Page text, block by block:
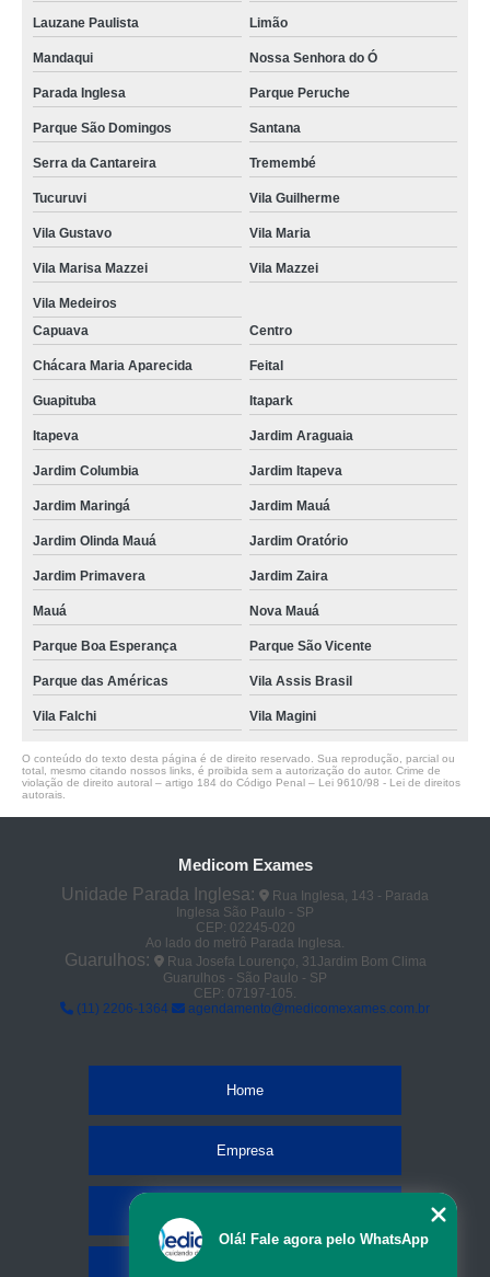
Lauzane Paulista Limão
Mandaqui Nossa Senhora do Ó
Parada Inglesa Parque Peruche
Parque São Domingos Santana
Serra da Cantareira Tremembé
Tucuruvi Vila Guilherme
Vila Gustavo Vila Maria
Vila Marisa Mazzei Vila Mazzei
Vila Medeiros
Capuava
Centro
Chácara Maria Aparecida Feital
Guapituba Itapark
Itapeva Jardim Araguaia
Jardim Columbia Jardim Itapeva
Jardim Maringá Jardim Mauá
Jardim Olinda Mauá Jardim Oratório
Jardim Primavera Jardim Zaira
Mauá Nova Mauá
Parque Boa Esperança Parque São Vicente
Parque das Américas Vila Assis Brasil
Vila Falchi Vila Magini
O conteúdo do texto desta página é de direito reservado. Sua reprodução, parcial ou
total, mesmo citando nossos links, é proibida sem a autorização do autor. Crime de
violação de direito autoral – artigo 184 do Código Penal – Lei 9610/98 - Lei de direitos
autorais
Medicom Exames
Unidade Parada Inglesa:
Rua Inglesa, 143 - Parada
Inglesa São Paulo - SP
CEP: 02245-020
Ao lado do metrô Parada Inglesa.
Guarulhos:
Rua Josefa Lourenço, 31Jardim Bom Clima
Guarulhos - São Paulo - SP
CEP: 07197-105.
(11) 2206-1364
agendamento@medicomexames.com.br
Home
Empresa
Olá! Fale agora pelo WhatsApp